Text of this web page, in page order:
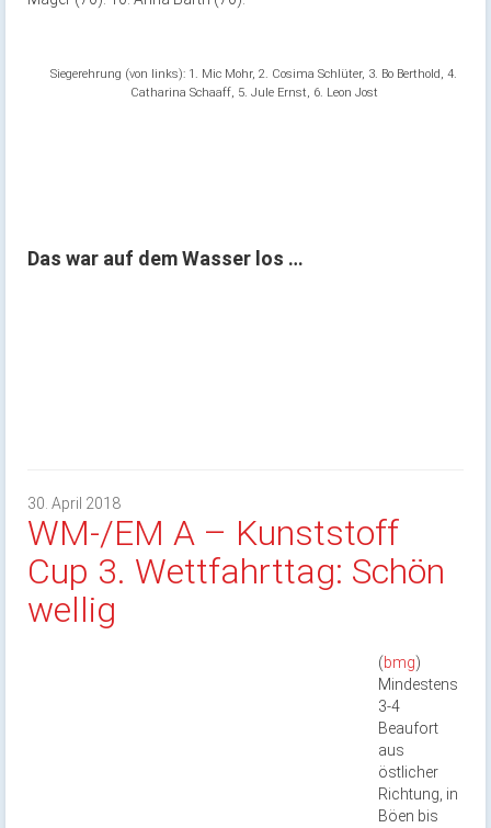
Siegerehrung (von links): 1. Mic Mohr, 2. Cosima Schlüter, 3. Bo Berthold, 4.
Catharina Schaaff, 5. Jule Ernst, 6. Leon Jost
Das war auf dem Wasser los …
30. April 2018
WM-/EM A – Kunststoff
Cup 3. Wettfahrttag: Schön
wellig
(bmg)
Mindestens
3-4
Beaufort
aus
östlicher
Richtung, in
Böen bis